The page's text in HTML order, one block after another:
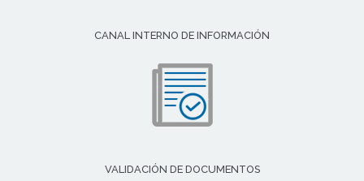
CANAL INTERNO DE INFORMACIÓN
VALIDACIÓN DE DOCUMENTOS